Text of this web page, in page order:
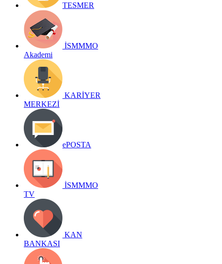
TESMER
İSMMMO
Akademi
KARİYER
MERKEZİ
ePOSTA
İSMMMO
TV
KAN
BANKASI